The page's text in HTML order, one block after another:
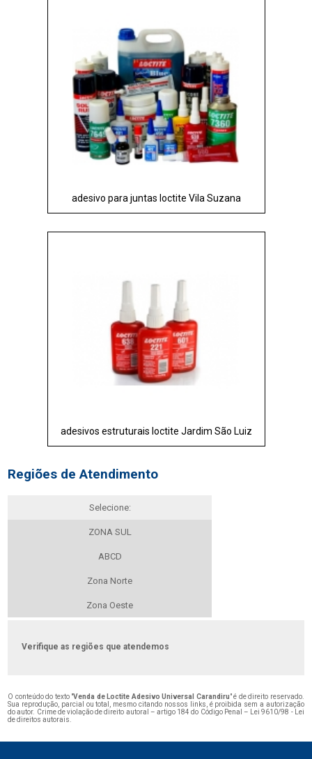
adesivo para juntas loctite Vila Suzana
adesivos estruturais loctite Jardim São Luiz
Regiões de Atendimento
Selecione:
ZONA SUL
ABCD
Zona Norte
Zona Oeste
Verifique as regiões que atendemos
O conteúdo do texto "Venda de Loctite Adesivo Universal Carandiru" é de direito reservado.
Sua reprodução, parcial ou total, mesmo citando nossos links, é proibida sem a autorização
do autor. Crime de violação de direito autoral – artigo 184 do Código Penal – Lei 9610/98 - Lei
de direitos autorais.